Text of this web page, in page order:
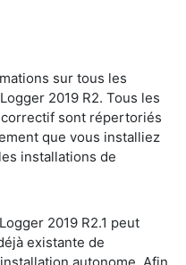
sur tous les
2019 R2. Tous les
sont répertoriés
que vous installiez
installations de
2019 R2.1 peut
existante de
autonome. Afin